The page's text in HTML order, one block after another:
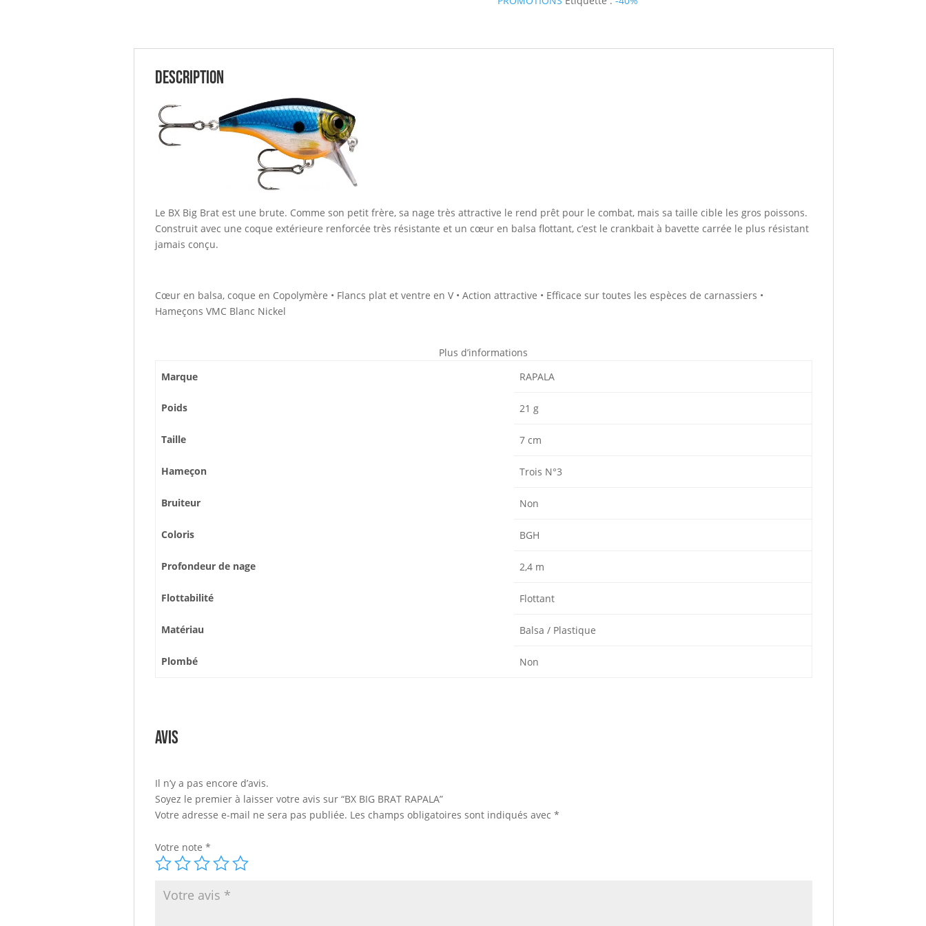
RAPALA
Description
Le BX Big Brat est une brute. Comme son petit frère, sa nage très attractive le rend prêt pour le combat, mais sa taille cible les gros poissons.
Construit avec une coque extérieure renforcée très résistante et un cœur en balsa flottant, c’est le crankbait à bavette carrée le plus résistant
jamais conçu.
Cœur en balsa, coque en Copolymère • Flancs plat et ventre en V • Action attractive • Efficace sur toutes les espèces de carnassiers •
Hameçons VMC Blanc Nickel
Plus d’informations
Marque
RAPALA
Poids 21 g
Taille 7 cm
Hameçon Trois N°3
Bruiteur Non
Coloris BGH
Profondeur de nage 2,4 m
Flottabilité Flottant
Matériau Balsa / Plastique
Plombé Non
Avis
Il n’y a pas encore d’avis.
Soyez le premier à laisser votre avis sur “BX BIG BRAT RAPALA”
Votre adresse e-mail ne sera pas publiée. Les champs obligatoires sont indiqués avec *
Votre note *